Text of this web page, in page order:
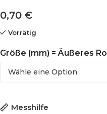
0,70 €
Vorrätig
Größe (mm) = Äußeres
Messhilfe